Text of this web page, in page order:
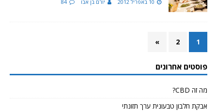
10 באפריל 2012 יורם בן אבו 84
1
2
»
פוסטים אחרונים
מה זה CBD?
אבקת חלבון טבעונית ערך תזונתי